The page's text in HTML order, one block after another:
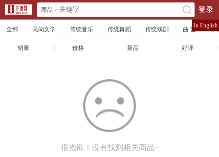
商品 󰄘 登录
全部 民间文学 传统音乐 传统舞蹈 传统戏剧 曲 艺 体
销量 价格 新品 好评
很抱歉！没有找到相关商品~
In English